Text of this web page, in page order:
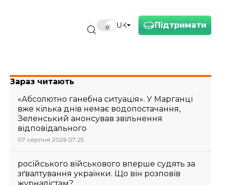
Підтримати
UK
Зараз читають
«Абсолютно ганебна ситуація». У Марганці
вже кілька днів немає водопостачання,
Зеленський анонсував звільнення
відповідального
07 серпня 2026 07:25
російського військового вперше судять за
зґвалтування українки. Що він розповів